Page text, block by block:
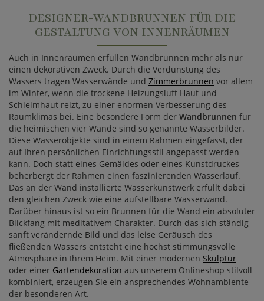
DESIGNER-WANDBRUNNEN FÜR DIE
GESTALTUNG VON INNENRÄUMEN
Auch in Innenräumen erfüllen Wandbrunnen mehr als nur
einen dekorativen Zweck. Durch die Verdunstung des
Wassers tragen Wasserwände und Zimmerbrunnen vor allem
im Winter, wenn die trockene Heizungsluft Haut und
Schleimhaut reizt, zu einer enormen Verbesserung des
Raumklimas bei. Eine besondere Form der Wandbrunnen für
die heimischen vier Wände sind so genannte Wasserbilder.
Diese Wasserobjekte sind in einem Rahmen eingefasst, der
auf Ihren persönlichen Einrichtungsstil angepasst werden
kann. Doch statt eines Gemäldes oder eines Kunstdruckes
beherbergt der Rahmen einen faszinierenden Wasserlauf.
Das an der Wand installierte Wasserkunstwerk erfüllt dabei
den gleichen Zweck wie eine aufstellbare Wasserwand.
Darüber hinaus ist so ein Brunnen für die Wand ein absoluter
Blickfang mit meditativem Charakter. Durch das sich ständig
sanft verändernde Bild und das leise Geräusch des
fließenden Wassers entsteht eine höchst stimmungsvolle
Atmosphäre in Ihrem Heim. Mit einer modernen Skulptur
oder einer Gartendekoration aus unserem Onlineshop stilvoll
kombiniert, erzeugen Sie ein ansprechendes Wohnambiente
der besonderen Art.